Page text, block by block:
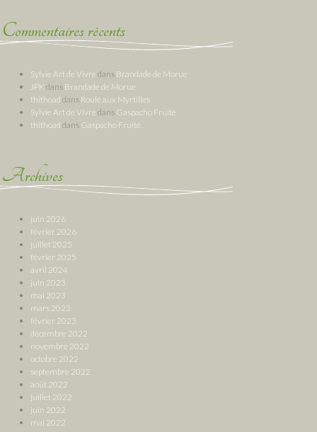
Commentaires récents
Sylvie Art de Vivre dans Brandade de Morue
JPK dans Brandade de Morue
thithoad dans Roulé aux Myrtilles
Sylvie Art de Vivre dans Gaspacho Fruité
thithoad dans Gaspacho Fruité
Archives
juin 2026
février 2026
juillet 2025
février 2025
avril 2024
juin 2023
mai 2023
mars 2023
février 2023
décembre 2022
novembre 2022
octobre 2022
septembre 2022
août 2022
juillet 2022
juin 2022
mai 2022